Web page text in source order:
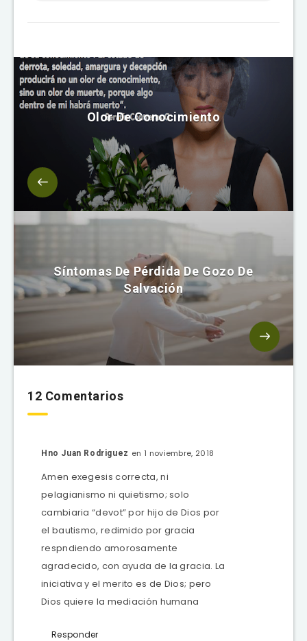
Olor De Conocimiento
Síntomas De Pérdida De Gozo De
Salvación
12 Comentarios
Hno Juan Rodriguez en 1 noviembre, 2018
Amen exegesis correcta, ni
pelagianismo ni quietismo; solo
cambiaria “devot” por hijo de Dios por
el bautismo, redimido por gracia
respndiendo amorosamente
agradecido, con ayuda de la gracia. La
iniciativa y el merito es de Dios; pero
Dios quiere la mediación humana
Responder